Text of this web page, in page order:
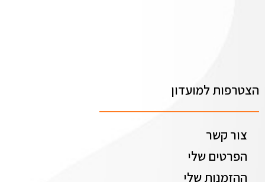
הצטרפות למועדון
צור קשר
הפרטים שלי
ההזמנות שלי